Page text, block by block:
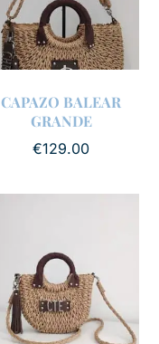
CAPAZO BALEAR
GRANDE
€129.00